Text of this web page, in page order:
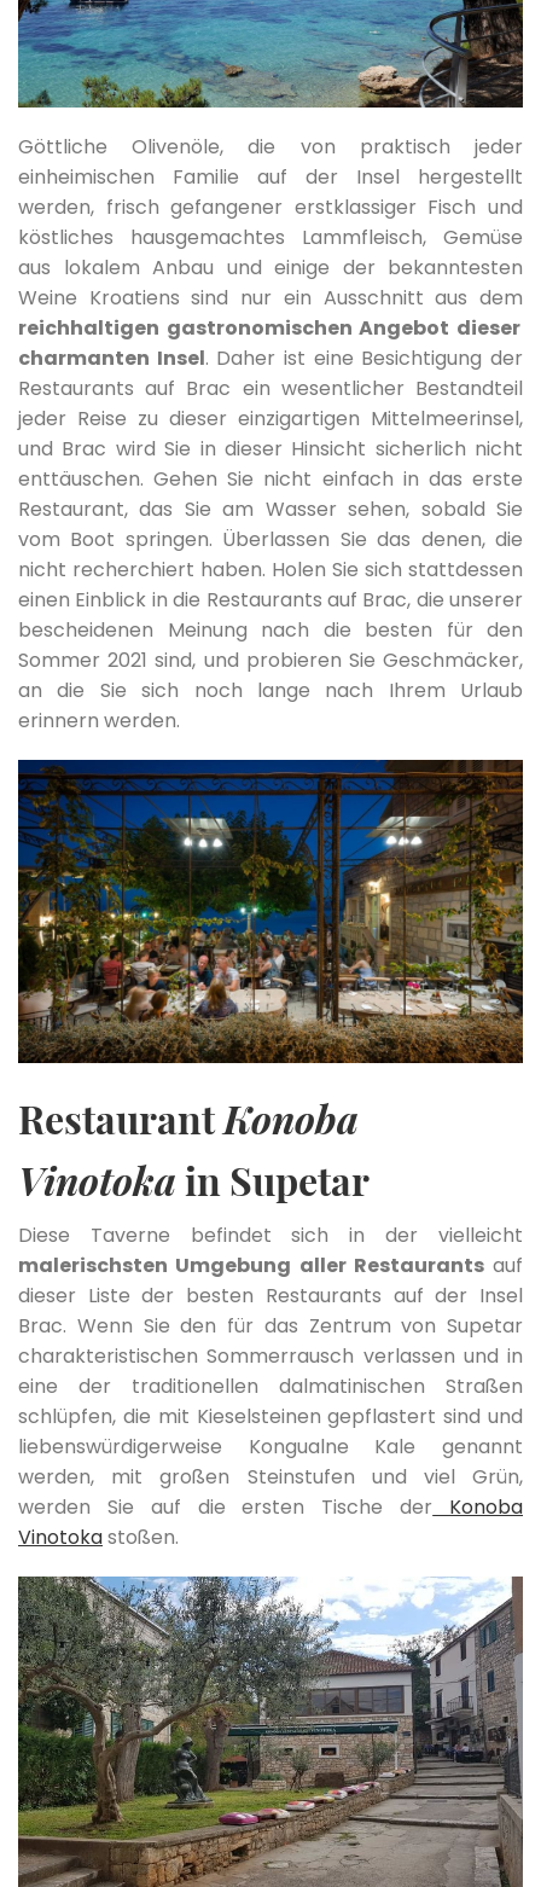
Göttliche Olivenöle, die von praktisch jeder
einheimischen Familie auf der Insel hergestellt
werden, frisch gefangener erstklassiger Fisch und
köstliches hausgemachtes Lammfleisch, Gemüse
aus lokalem Anbau und einige der bekanntesten
Weine Kroatiens sind nur ein Ausschnitt aus dem
reichhaltigen gastronomischen Angebot dieser
charmanten Insel. Daher ist eine Besichtigung der
Restaurants auf Brac ein wesentlicher Bestandteil
jeder Reise zu dieser einzigartigen Mittelmeerinsel,
und Brac wird Sie in dieser Hinsicht sicherlich nicht
enttäuschen. Gehen Sie nicht einfach in das erste
Restaurant, das Sie am Wasser sehen, sobald Sie
vom Boot springen. Überlassen Sie das denen, die
nicht recherchiert haben. Holen Sie sich stattdessen
einen Einblick in die Restaurants auf Brac, die unserer
bescheidenen Meinung nach die besten für den
Sommer 2021 sind, und probieren Sie Geschmäcker,
an die Sie sich noch lange nach Ihrem Urlaub
erinnern werden.
RestaurantKonoba
Vinotokain Supetar
Diese Taverne befindet sich in der vielleicht
malerischsten Umgebung aller Restaurantsauf
dieser Liste der besten Restaurants auf der Insel
Brac. Wenn Sie den für das Zentrum von Supetar
charakteristischen Sommerrausch verlassen und in
eine der traditionellen dalmatinischen Straßen
schlüpfen, die mit Kieselsteinen gepflastert sind und
liebenswürdigerweise Kongualne Kale genannt
werden, mit großen Steinstufen und viel Grün,
werden Sie auf die ersten Tische der Konoba
Vinotokastoßen.